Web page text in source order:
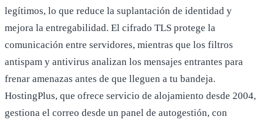
legítimos, lo que reduce la suplantación de identidad y
mejora la entregabilidad. El cifrado TLS protege la
comunicación entre servidores, mientras que los filtros
antispam y antivirus analizan los mensajes entrantes para
frenar amenazas antes de que lleguen a tu bandeja.
HostingPlus, que ofrece servicio de alojamiento desde 2004,
gestiona el correo desde un panel de autogestión, con